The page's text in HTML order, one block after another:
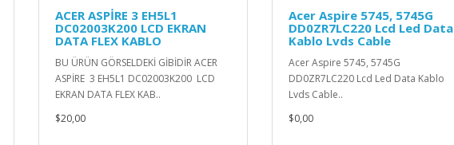
ACER ASPİRE 3 EH5L1
DC02003K200 LCD EKRAN
DATA FLEX KABLO
BU ÜRÜN GÖRSELDEKİ GİBİDİR ACER
ASPİRE 3 EH5L1 DC02003K200 LCD
EKRAN DATA FLEX KAB..
$20,00
Acer Aspire 5745, 5745G
DD0ZR7LC220 Lcd Led Data
Kablo Lvds Cable
Acer Aspire 5745, 5745G
DD0ZR7LC220 Lcd Led Data Kablo
Lvds Cable..
$0,00